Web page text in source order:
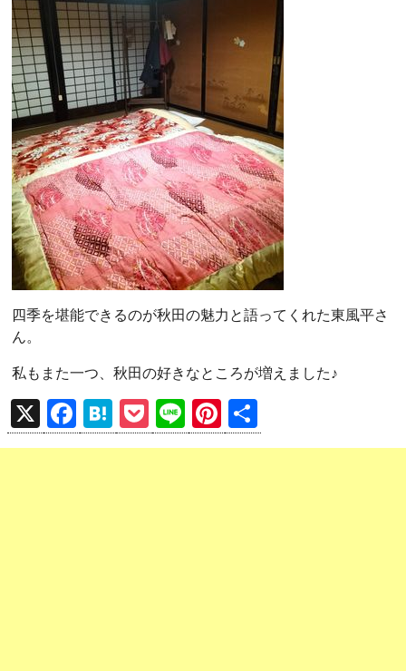
四季を堪能できるのが秋田の魅力と語ってくれた東風平さ
ん。
私もまた一つ、秋田の好きなところが増えました♪
X
F
a
H
at
P
o
Li
n
Pi
nt 有